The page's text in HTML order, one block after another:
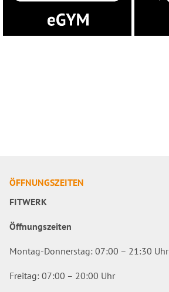
ÖFFNUNGSZEITEN
FITWERK
Öffnungszeiten
Montag-Donnerstag: 07:00 – 21:30 Uhr
Freitag: 07:00 – 20:00 Uhr